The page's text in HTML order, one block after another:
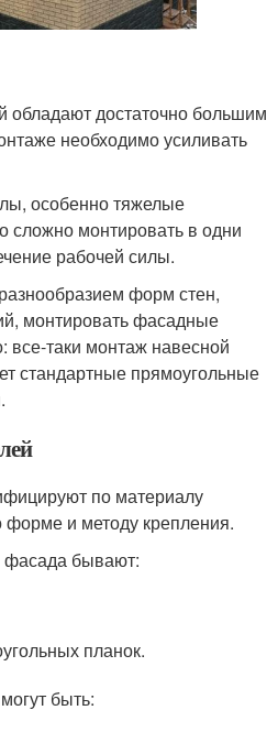
обладают достаточно большим
необходимо усиливать
особенно тяжелые
сложно монтировать в одни
рабочей силы.
форм стен,
монтировать фасадные
все-таки монтаж навесной
стандартные прямоугольные
по материалу
форме и методу крепления.
бывают:
планок.
быть: